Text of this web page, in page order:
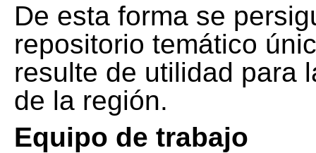
De esta forma se
repositorio temático
resulte de utilidad para
de la región.
Equipo de trabajo